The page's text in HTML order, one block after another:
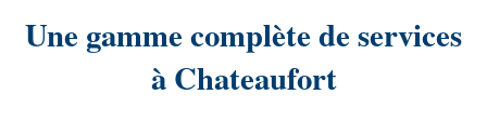
Une gamme complète de services
à Chateaufort